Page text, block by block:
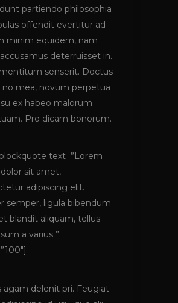
partiendo philosophia
offendit evertitur ad
minim equidem, nam
deterruisset in.
senserit. Doctus
no mea, novum perpetua
ex habeo malorum
Pro dicam bonorum.
text=”Lorem
sit amet,
adipiscing elit.
semper, ligula bibendum
blandit aliquam, tellus
a varius ”
agam delenit pri. Feugiat